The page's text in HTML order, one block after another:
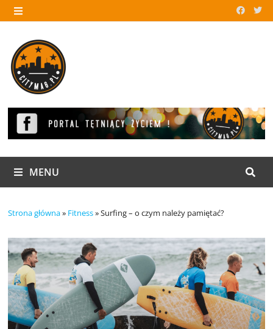
Skip
to
MENU
MENU
Strona główna» Fitness»Surfing – o czym należy pamiętać?